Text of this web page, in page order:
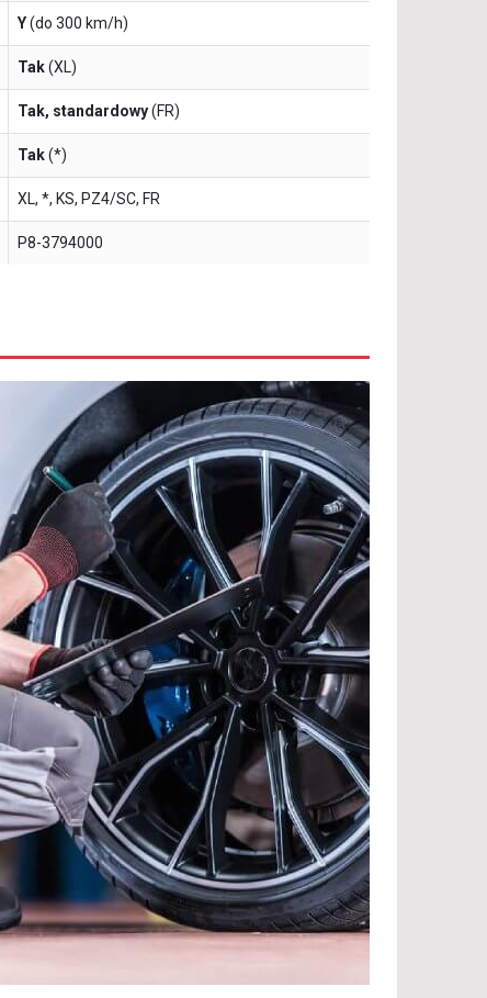
Y(do 300 km/h)
Tak(XL)
Tak, standardowy(FR)
Tak(*)
XL, *, KS, PZ4/SC, FR
P8-3794000